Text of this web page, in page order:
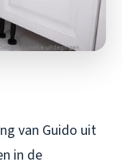
van Guido uit
in de